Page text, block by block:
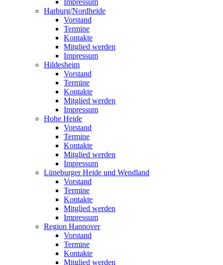
Impressum
Harburg/Nordheide
Vorstand
Termine
Kontakte
Mitglied werden
Impressum
Hildesheim
Vorstand
Termine
Kontakte
Mitglied werden
Impressum
Hohe Heide
Vorstand
Termine
Kontakte
Mitglied werden
Impressum
Lüneburger Heide und Wendland
Vorstand
Termine
Kontakte
Mitglied werden
Impressum
Region Hannover
Vorstand
Termine
Kontakte
Mitglied werden